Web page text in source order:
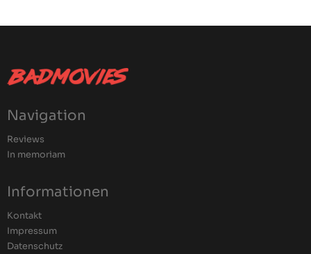
Navigation
Reviews
In memoriam
Informationen
Kontakt
Impressum
Datenschutz